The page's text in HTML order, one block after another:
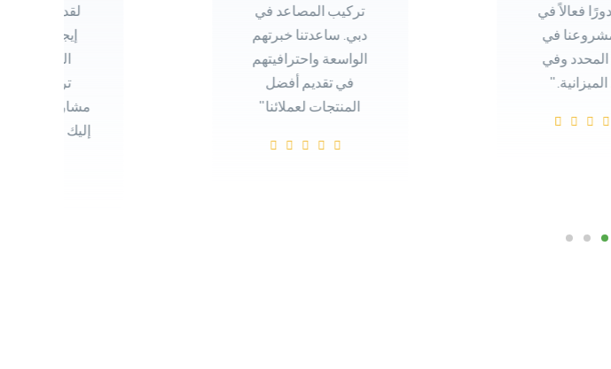
فعالاً في
في
وفي
تركيب المصاعد في
دبي. ساعدتنا خبرتهم
الواسعة واحترافيتهم
في تقديم أفضل
المنتجات لعملائنا"
لقد تلقيت
إيجابية
المصاعد
تركيبها في
مشاريعنا، وأود
إليك مرة أخرى